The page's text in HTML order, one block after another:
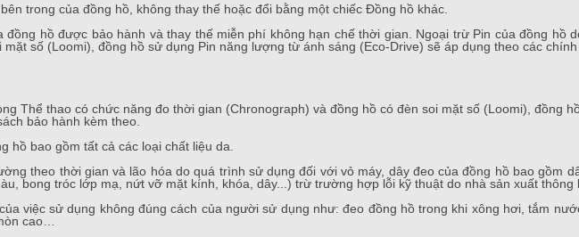
trong của đồng hồ, không thay thế hoặc đổi bằng một chiếc Đồng hồ khác.
đồng hồ được bảo hành và thay thế miễn phí không hạn chế thời gian. Ngoại trừ Pin của đồng hồ
số (Loomi), đồng hồ sử dụng Pin năng lượng từ ánh sáng (Eco-Drive) sẽ áp dụng theo các
Thể thao có chức năng đo thời gian (Chronograph) và đồng hồ có đèn soi mặt số (Loomi), đồng
bảo hành kèm theo.
hồ bao gồm tất cả các loại chất liệu da.
theo thời gian và lão hóa do quá trình sử dụng đối với vỏ máy, dây đeo của đồng hồ bao gồm
bong tróc lớp mạ, nứt vỡ mặt kính, khóa, dây...) trừ trường hợp lỗi kỹ thuật do nhà sản xuất thông
việc sử dụng không đúng cách của người sử dụng như: đeo đồng hồ trong khi xông hơi, tắm
cao…